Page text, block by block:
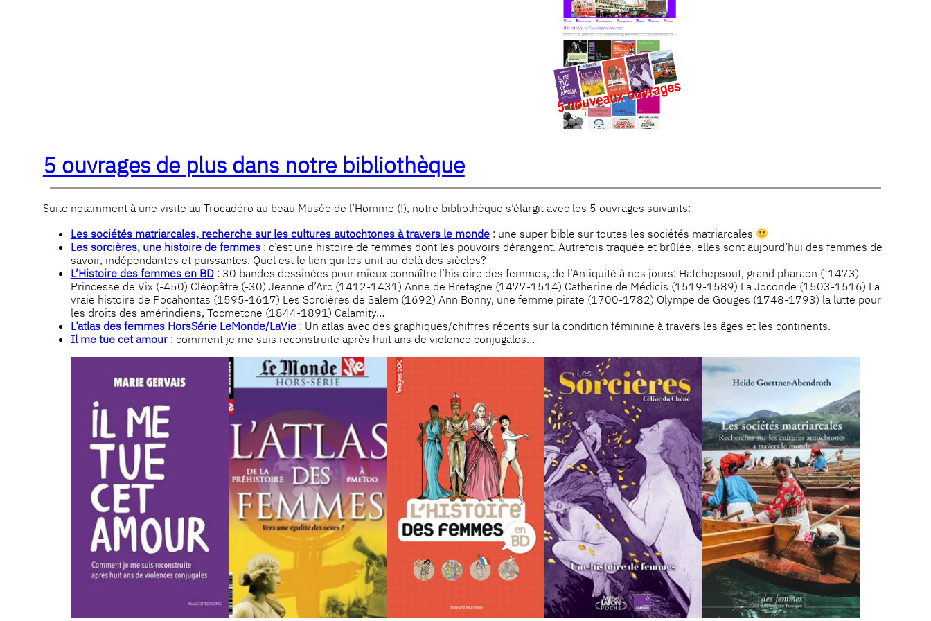
5 ouvrages de plus dans notre bibliothèque
Suite notamment à une visite au Trocadéro au beau Musée de l’Homme (!), notre bibliothèque s’élargit avec les 5 ouvrages suivants:
Les sociétés matriarcales, recherche sur les cultures autochtones à travers le monde : une super bible sur toutes les sociétés matriarcales
Les sorcières, une histoire de femmes: c’est une histoire de femmes dont les pouvoirs dérangent. Autrefois traquée et brûlée, elles sont aujourd’hui des femmes de
savoir, indépendantes et puissantes. Quel est le lien qui les unit au-delà des siècles?
L’Histoire des femmes en BD: 30 bandes dessinées pour mieux connaître l’histoire des femmes, de l’Antiquité à nos jours: Hatchepsout, grand pharaon (-1473)
Princesse de Vix (-450) Cléopâtre (-30) Jeanne d’Arc (1412-1431) Anne de Bretagne (1477-1514) Catherine de Médicis (1519-1589) La Joconde (1503-1516) La
vraie histoire de Pocahontas (1595-1617) Les Sorcières de Salem (1692) Ann Bonny, une femme pirate (1700-1782) Olympe de Gouges (1748-1793) la lutte pour
les droits des amérindiens, Tocmetone (1844-1891) Calamity…
L’atlas des femmes HorsSérie LeMonde/LaVie: Un atlas avec des graphiques/chiffres récents sur la condition féminine à travers les âges et les continents.
Il me tue cet amour: comment je me suis reconstruite après huit ans de violence conjugales…